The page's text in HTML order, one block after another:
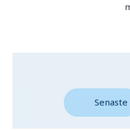
Senaste